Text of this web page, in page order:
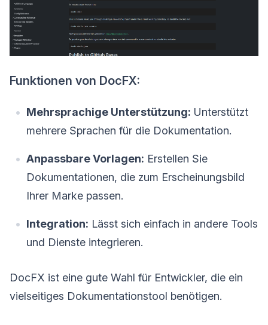
Funktionen von DocFX:
Mehrsprachige Unterstützung: Unterstützt
mehrere Sprachen für die Dokumentation.
Anpassbare Vorlagen: Erstellen Sie
Dokumentationen, die zum Erscheinungsbild
Ihrer Marke passen.
Integration: Lässt sich einfach in andere Tools
und Dienste integrieren.
DocFX ist eine gute Wahl für Entwickler, die ein
vielseitiges Dokumentationstool benötigen.